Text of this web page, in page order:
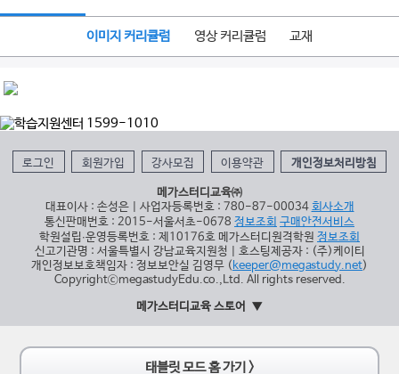
이미지 커리큘럼 영상 커리큘럼 교재
로그인 회원가입 강사모집 이용약관 개인정보처리방침
메가스터디교육㈜
대표이사 : 손성은 | 사업자등록번호 : 780-87-00034 회사소개
통신판매번호 : 2015-서울서초-0678 정보조회 구매안전서비스
학원설립∙운영등록번호 : 제10176호 메가스터디원격학원 정보조회
신고기관명 : 서울특별시 강남교육지원청 | 호스팅제공자 : (주)케이티
개인정보보호책임자 : 정보보안실 김영무 (keeper@megastudy.net)
CopyrightⓒmegastudyEdu.co.,Ltd. All rights reserved.
메가스터디교육 스토어
태블릿 모드 홈 가기 >